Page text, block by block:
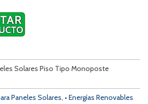
Solares Piso Tipo Monoposte
Paneles Solares, • Energías Renovables